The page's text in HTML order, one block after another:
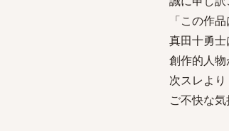
「この作
真田十勇士
創作的人物
次スレよ
ご不快な